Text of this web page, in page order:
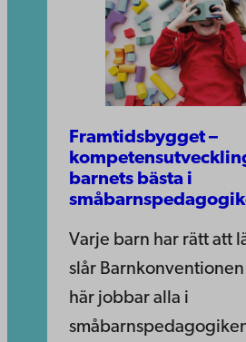
Framtidsbygget –
barnets bästa i
Varje barn har rätt att
slår
här jobbar alla i